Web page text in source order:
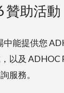
贊助活動
中能提供您
以及 ADHOC
服務。